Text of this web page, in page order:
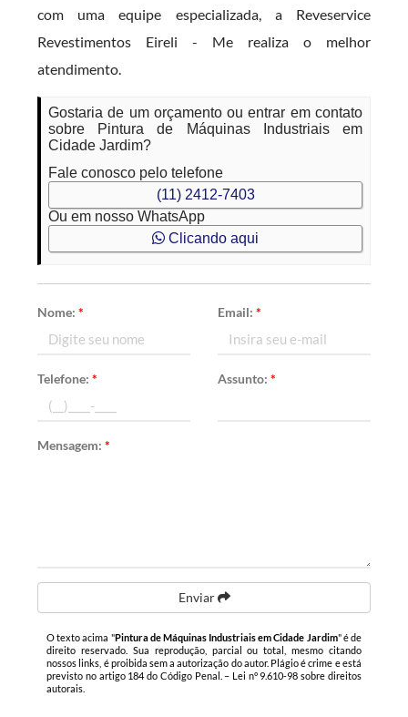
com uma equipe especializada, a Reveservice
Revestimentos Eireli - Me realiza o melhor
atendimento.
Gostaria de um orçamento ou entrar em contato
sobre Pintura de Máquinas Industriais em
Cidade Jardim?
Fale conosco pelo telefone
(11) 2412-7403
Ou em nosso WhatsApp
Clicando aqui
Nome:* Email: *
Telefone:* Assunto: *
Mensagem:*
Enviar
O texto acima "Pintura de Máquinas Industriais em Cidade Jardim" é de
direito reservado. Sua reprodução, parcial ou total, mesmo citando
nossos links, é proibida sem a autorização do autor. Plágio é crime e está
previsto no artigo 184 do Código Penal. – Lei n° 9.610-98 sobre direitos
autorais